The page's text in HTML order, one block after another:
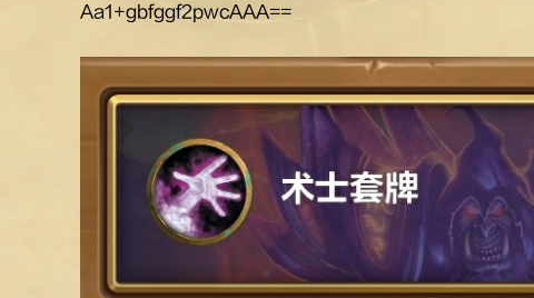
Aa1+gbfggf2pwcAAA==